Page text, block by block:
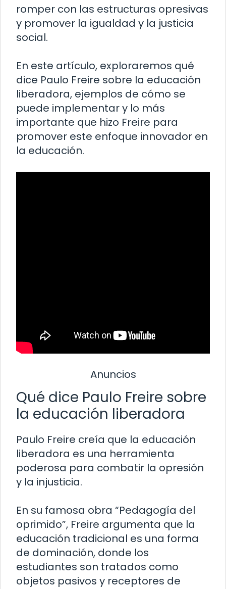
romper con las estructuras opresivas
y promover la igualdad y la justicia
social.
En este artículo, exploraremos qué
dice Paulo Freire sobre la educación
liberadora, ejemplos de cómo se
puede implementar y lo más
importante que hizo Freire para
promover este enfoque innovador en
la educación.
Anuncios
Qué dice Paulo Freire sobre
la educación liberadora
Paulo Freire creía que la educación
liberadora es una herramienta
poderosa para combatir la opresión
y la injusticia.
En su famosa obra “Pedagogía del
oprimido”, Freire argumenta que la
educación tradicional es una forma
de dominación, donde los
estudiantes son tratados como
objetos pasivos y receptores de